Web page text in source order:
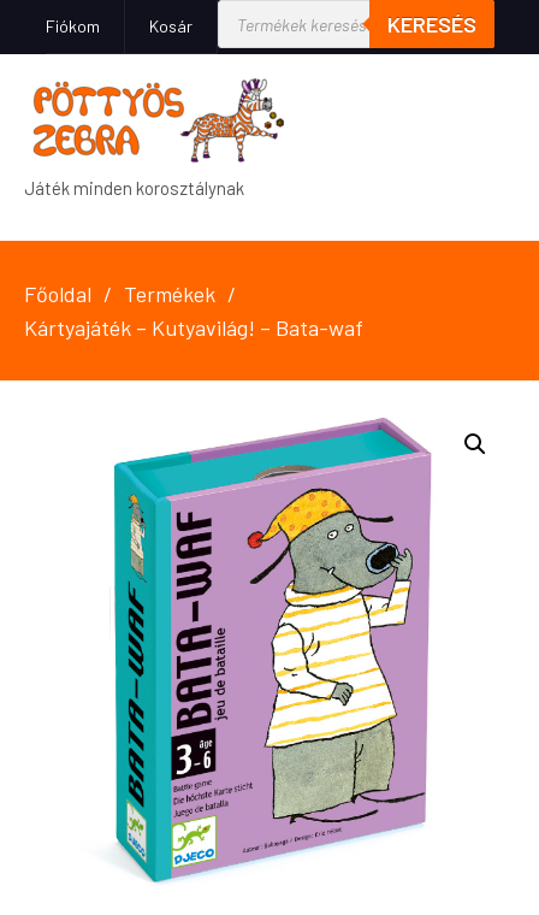
Fiókom Kosár KERESÉS
Játék minden korosztálynak
Főoldal
Termékek
Kártyajáték – Kutyavilág! – Bata-waf